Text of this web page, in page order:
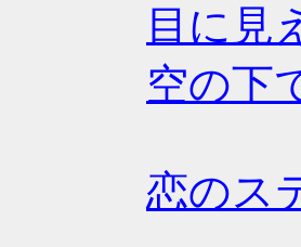
目に見
空の下
恋のス